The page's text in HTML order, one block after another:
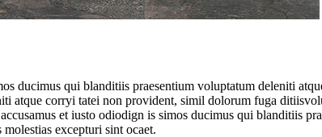
ducimus qui blanditiis praesentium voluptatum deleniti
atque corryi tatei non provident, simil dolorum fuga
et iusto odiodign is simos ducimus qui blanditiis
excepturi sint ocaet.